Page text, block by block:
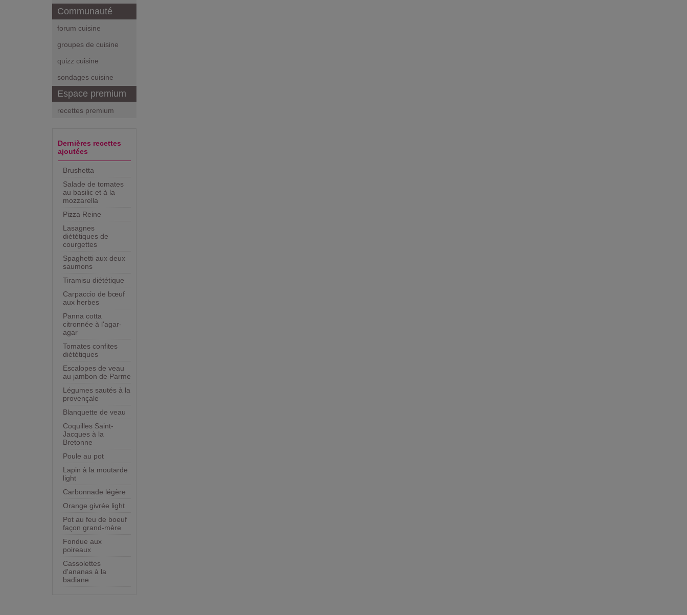
Communauté
forum cuisine
groupes de cuisine
quizz cuisine
sondages cuisine
Espace premium
recettes premium
Dernières recettes
ajoutées
Brushetta
Salade de tomates
au basilic et à la
mozzarella
Pizza Reine
Lasagnes
diététiques de
courgettes
Spaghetti aux deux
saumons
Tiramisu diététique
Carpaccio de bœuf
aux herbes
Panna cotta
citronnée à l'agar-
agar
Tomates confites
diététiques
Escalopes de veau
au jambon de Parme
Légumes sautés à la
provençale
Blanquette de veau
Coquilles Saint-
Jacques à la
Bretonne
Poule au pot
Lapin à la moutarde
light
Carbonnade légère
Orange givrée light
Pot au feu de boeuf
façon grand-mère
Fondue aux
poireaux
Cassolettes
d'ananas à la
badiane